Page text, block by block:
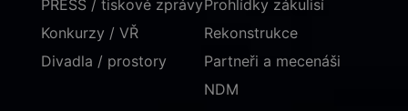
PRESS / tiskové zprávy
Konkurzy / VŘ
Divadla / prostory
Prohlídky zákulisí
Rekonstrukce
Partneři a mecenáši
NDM